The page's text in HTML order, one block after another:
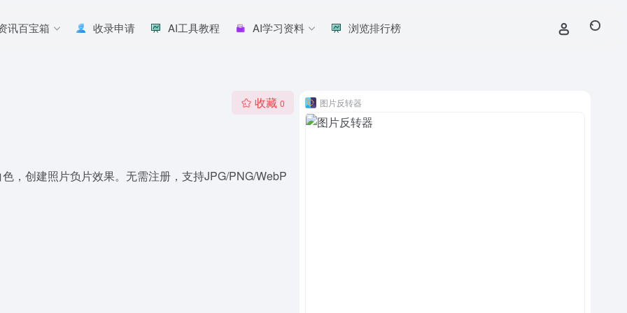
讯百宝箱 收录申请 AI工具教程 AI学习资料 浏览排行榜
收藏 0
，创建照片负片效果。无需注册，支持JPG/PNG/WebP
图片反转器